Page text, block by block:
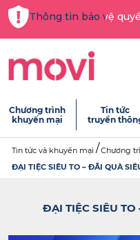
Thông tin bảo vệ
Chương trình
khuyến mại
Tin tức
truyền
Tin tức và khuyến mại
Chương
ĐẠI TIỆC SIÊU TO – ĐÃI QUÀ
ĐẠI TIỆC SIÊU